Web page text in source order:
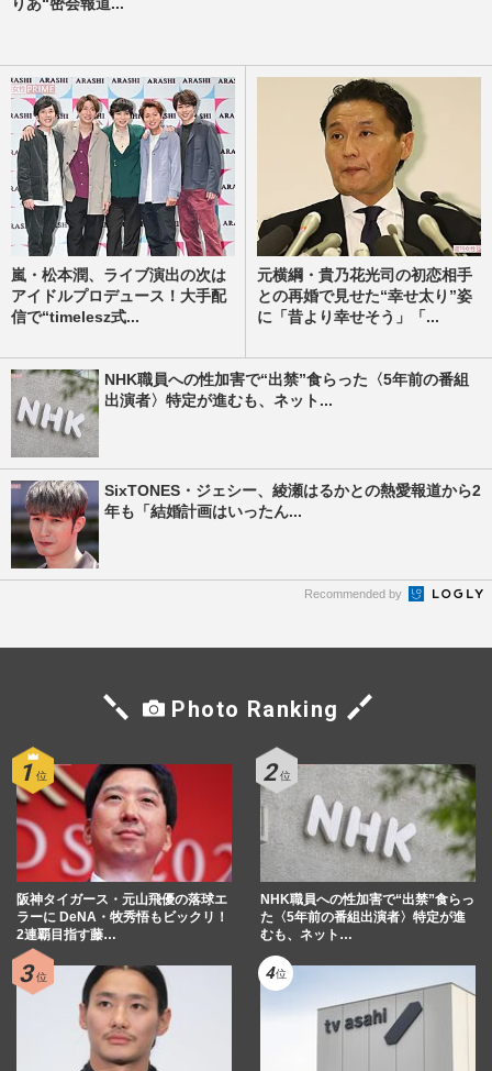
嵐・松本潤、ライブ演出の次は
アイドルプロデュース！大手配
信で“timelesz式...
元横綱・貴乃花光司の初恋相手
との再婚で見せた“幸せ太り”姿
に「昔より幸せそう」「...
NHK職員への性加害で“出禁”食らった〈5年前の番組
出演者〉特定が進むも、ネット...
SixTONES・ジェシー、綾瀬はるかとの熱愛報道から2
年も「結婚計画はいったん...
Recommended by
Photo Ranking
阪神タイガース・元山飛優の落球エ
ラーに DeNA・牧秀悟もビックリ！
2連覇目指す藤…
NHK職員への性加害で“出禁”食らっ
た〈5年前の番組出演者〉特定が進
むも、ネット…